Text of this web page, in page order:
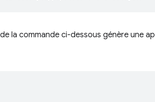
la commande ci-dessous génère une